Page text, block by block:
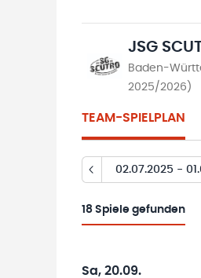
JSG
Baden-
2025/2026)
TEAM-SPIELPLAN
02.07.2025 -
18 Spiele gefunden
Sa, 20.09.